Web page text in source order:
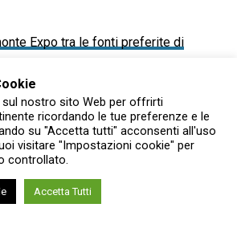
Expo tra le fonti preferite di
ultime notizie daGoogle
Expo ?
nostra newsletter per ricevere le
nostro sito Web per offrirti
ricordando le tue preferenze e le
su "Accetta tutti" acconsenti all'uso
visitare "Impostazioni cookie" per
controllato.
Accetta Tutti